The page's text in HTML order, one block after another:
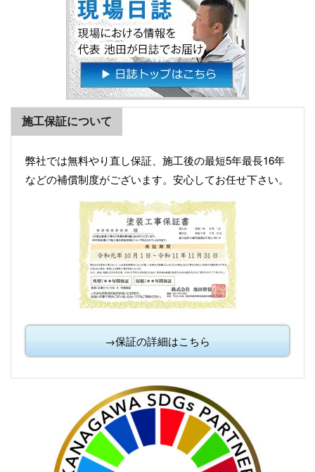
施工保証について
弊社では無料やり直し保証、施工後の最短5年最長16年
などの補償制度がございます。安心してお任せ下さい。
→保証の詳細はこちら